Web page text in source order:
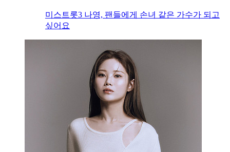
미스트롯3 나영, 팬들에게 손녀 같은 가수가 되고
싶어요